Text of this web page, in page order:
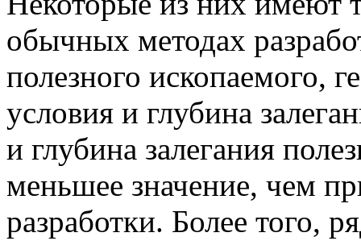
обычных методах
полезного ископаемого,
условия и глубина
и глубина залегания
меньшее значение, чем
разработки. Более того,